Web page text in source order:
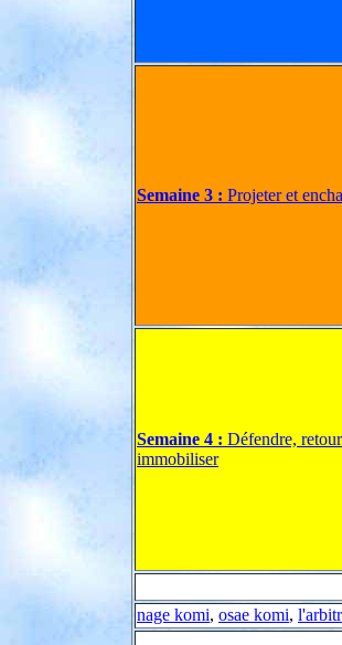
Semaine 3 : Projeter et
Semaine 4 : Défendre,
immobiliser
nage komi, osae komi,